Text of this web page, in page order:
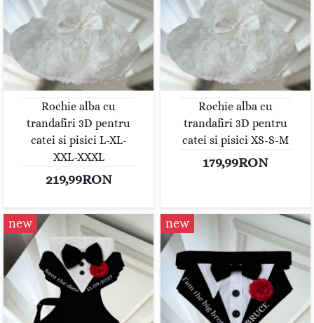
Rochie alba cu
trandafiri 3D pentru
catei si pisici L-XL-
XXL-XXXL
219,99RON
Rochie alba cu
trandafiri 3D pentru
catei si pisici XS-S-M
179,99RON
new new